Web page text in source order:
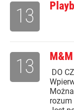
13
M&M
DO
rozum
13